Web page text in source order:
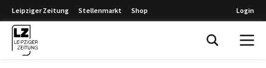
Leipziger Zeitung Stellenmarkt Shop Login